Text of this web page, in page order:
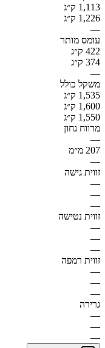
1,113 ק״ג
1,226 ק״ג
—
עומס מותר
422 ק״ג
374 ק״ג
—
משקל כולל
1,535 ק״ג
1,600 ק״ג
1,550 ק״ג
מרווח גחון
—
207 מ״מ
—
זווית גישה
—
—
—
זווית נטישה
—
—
—
זווית רמפה
—
—
—
גרירה
—
—
—